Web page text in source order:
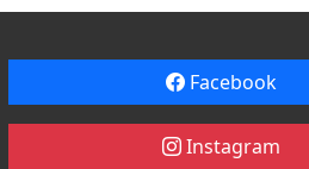
Facebook
Instagram